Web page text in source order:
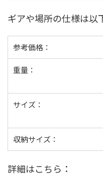
ギアや場所の仕様は以
参考価格：
重量：
サイズ：
収納サイズ：
詳細はこちら：